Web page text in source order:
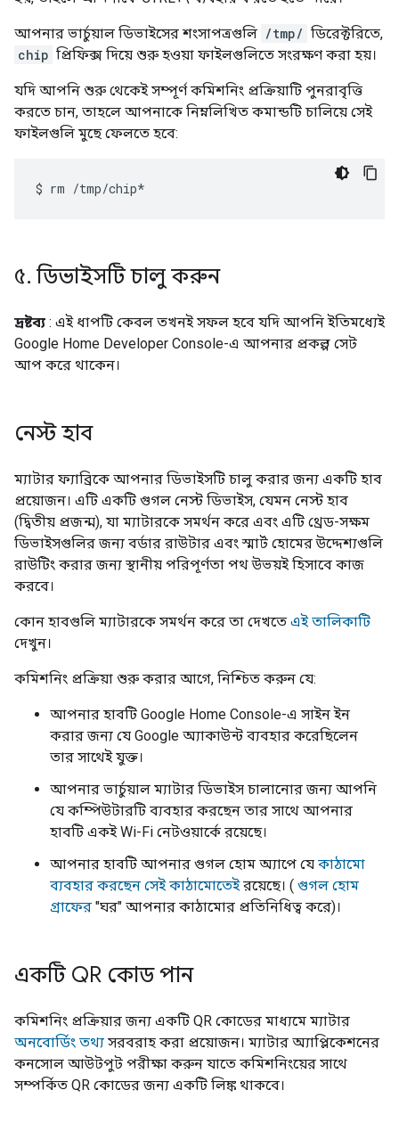
আপনার ভার্চুয়াল ডিভাইসের শংসাপত্রগুলি /tmp/ ডিরেক্টরিতে,
chip প্রিফিক্স দিয়ে শুরু হওয়া ফাইলগুলিতে সংরক্ষণ করা হয়।
যদি আপনি শুরু থেকেই সম্পূর্ণ কমিশনিং প্রক্রিয়াটি পুনরাবৃত্তি
করতে চান, তাহলে আপনাকে নিম্নলিখিত কমান্ডটি চালিয়ে সেই
ফাইলগুলি মুছে ফেলতে হবে:
$ rm
৫. ডিভাইসটি চালু করুন
দ্রষ্টব্য : এই ধাপটি কেবল তখনই সফল হবে যদি আপনি ইতিমধ্যেই
Google Home Developer Console-এ আপনার প্রকল্প সেট
আপ করে থাকেন।
নেস্ট হাব
ম্যাটার ফ্যাব্রিকে আপনার ডিভাইসটি চালু করার জন্য একটি হাব
প্রয়োজন। এটি একটি গুগল নেস্ট ডিভাইস, যেমন নেস্ট হাব
(দ্বিতীয় প্রজন্ম), যা ম্যাটারকে সমর্থন করে এবং এটি থ্রেড-সক্ষম
ডিভাইসগুলির জন্য বর্ডার রাউটার এবং স্মার্ট হোমের উদ্দেশ্যগুলি
রাউটিং করার জন্য স্থানীয় পরিপূর্ণতা পথ উভয়ই হিসাবে কাজ
করবে।
কোন হাবগুলি ম্যাটারকে সমর্থন করে তা দেখতে এই তালিকাটি
দেখুন।
কমিশনিং প্রক্রিয়া শুরু করার আগে, নিশ্চিত করুন যে:
আপনার হাবটি Google Home Console-এ সাইন ইন
করার জন্য যে Google অ্যাকাউন্ট ব্যবহার করেছিলেন
তার সাথেই যুক্ত।
আপনার ভার্চুয়াল ম্যাটার ডিভাইস চালানোর জন্য আপনি
যে কম্পিউটারটি ব্যবহার করছেন তার সাথে আপনার
হাবটি একই Wi-Fi নেটওয়ার্কে রয়েছে।
আপনার হাবটি আপনার গুগল হোম অ্যাপে যে কাঠামো
ব্যবহার করছেন সেই কাঠামোতেইরয়েছে। ( গুগল হোম
গ্রাফের "ঘর" আপনার কাঠামোর প্রতিনিধিত্ব করে)।
একটি QR কোড পান
কমিশনিং প্রক্রিয়ার জন্য একটি QR কোডের মাধ্যমে ম্যাটার
অনবোর্ডিং তথ্য সরবরাহ করা প্রয়োজন। ম্যাটার অ্যাপ্লিকেশনের
কনসোল আউটপুট পরীক্ষা করুন যাতে কমিশনিংয়ের সাথে
সম্পর্কিত QR কোডের জন্য একটি লিঙ্ক থাকবে।